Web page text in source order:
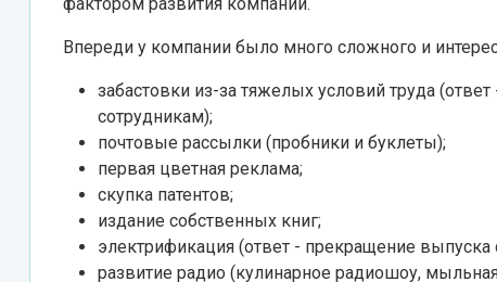
Впереди у компании было много сложного и
забастовки из-за тяжелых условий труда
сотрудникам);
почтовые рассылки (пробники и буклеты);
первая цветная реклама;
скупка патентов;
издание собственных книг;
электрификация (ответ - прекращение выпуска
развитие радио (кулинарное радиошоу,